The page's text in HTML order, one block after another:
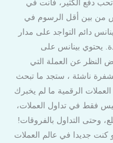
دفع الكثير، فأنت في
من بين أقل الرسوم في
دائم التواجد على مدار
يحتوي بينانس على
النظر عن العملة التي
ناشئة ، ستجد ما تبحث
الرقمية ما لم يخبرك
ليس فقط في تداول العملات،
وحتى التداول بالفروقات!
جديدا في عالم العملات